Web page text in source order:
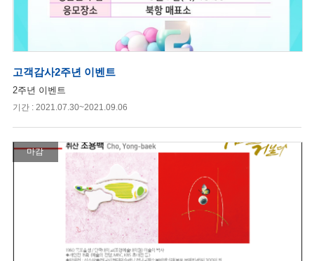
고객감사2주년 이벤트
2주년 이벤트
기간 : 2021.07.30~2021.09.06
마감